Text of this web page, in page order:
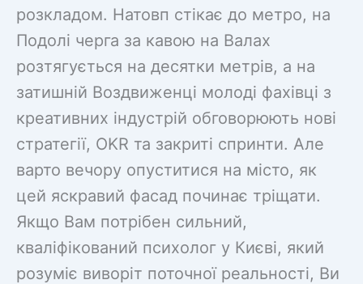
розкладом. Натовп стікає до метро, на
Подолі черга за кавою на Валах
розтягується на десятки метрів, а на
затишній Воздвиженці молоді фахівці з
креативних індустрій обговорюють нові
стратегії, OKR та закриті спринти. Але
варто вечору опуститися на місто, як
цей яскравий фасад починає тріщати.
Якщо Вам потрібен сильний,
кваліфікований психолог у Києві, який
розуміє виворіт поточної реальності, Ви